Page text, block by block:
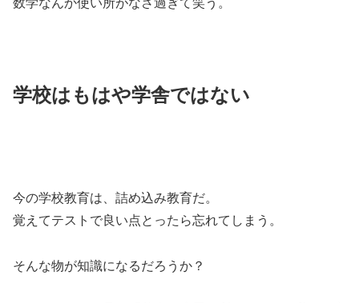
数学なんか使い所がなさ過ぎて笑う。
学校はもはや学舎ではない
今の学校教育は、詰め込み教育だ。
覚えてテストで良い点とったら忘れてしまう。
そんな物が知識になるだろうか？